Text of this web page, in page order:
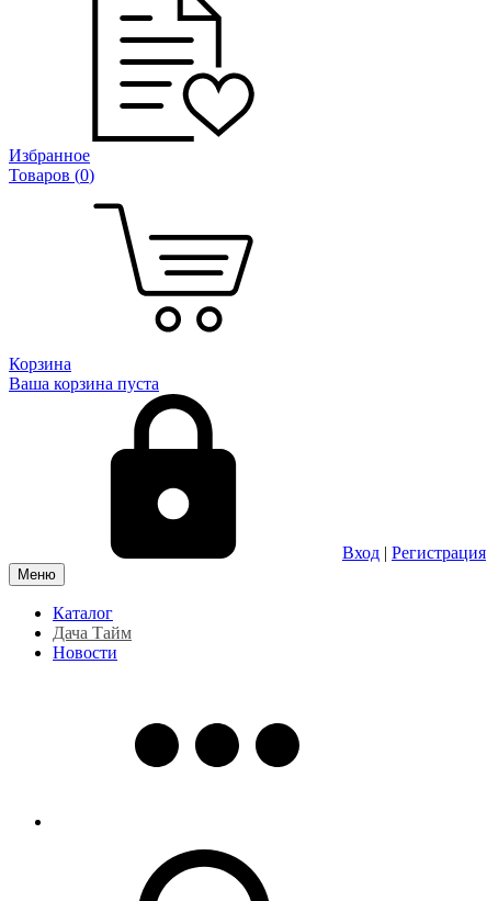
Избранное
Товаров (0)
Корзина
Ваша корзина пуста
Вход | Регистрация
Меню
Каталог
Дача Тайм
Новости